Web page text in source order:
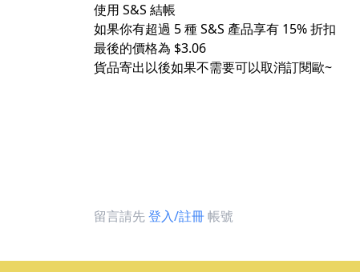
使用 S&S 結帳​
如果你有超過 5 種 S&S 產品享有 15% 折扣​
最後的價格為 $3.06
貨品寄出以後如果不需要可以取消訂閱歐~​
留言請先登入/註冊帳號